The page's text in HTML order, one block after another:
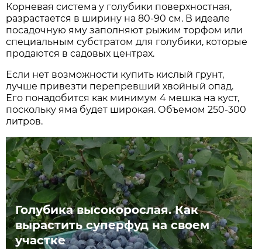
Корневая система у голубики поверхностная,
разрастается в ширину на 80-90 см. В идеале
посадочную яму заполняют рыжим торфом или
специальным субстратом для голубики, которые
продаются в садовых центрах.
Если нет возможности купить кислый грунт,
лучше привезти перепревший хвойный опад.
Его понадобится как минимум 4 мешка на куст,
поскольку яма будет широкая. Объемом 250-300
литров.
Голубика высокорослая. Как
вырастить суперфуд на своем
участке